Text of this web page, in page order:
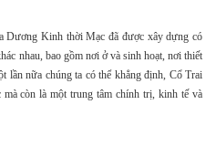
Dương Kinh thời Mạc đã được xây dựng có
nhau, bao gồm nơi ở và sinh hoạt, nơi thiết
lần nữa chúng ta có thể khẳng định, Cổ Trai
còn là một trung tâm chính trị, kinh tế và